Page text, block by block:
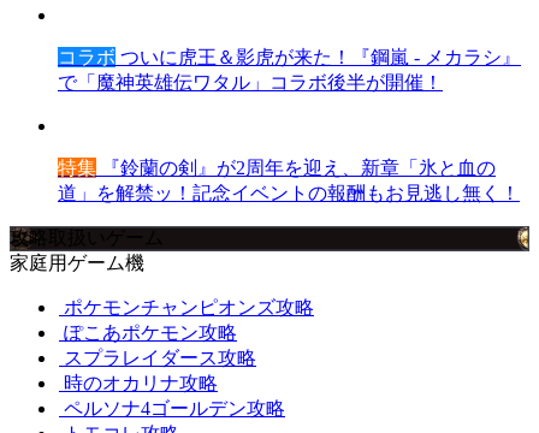
コラボ ついに虎王＆影虎が来た！『鋼嵐 - メカラシ』
で「魔神英雄伝ワタル」コラボ後半が開催！
特集 『鈴蘭の剣』が2周年を迎え、新章「氷と血の
道」を解禁ッ！記念イベントの報酬もお見逃し無く！
攻略取扱いゲーム
家庭用ゲーム機
ポケモンチャンピオンズ攻略
ぽこあポケモン攻略
スプラレイダース攻略
時のオカリナ攻略
ペルソナ4ゴールデン攻略